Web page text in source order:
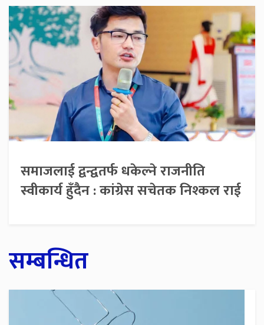
समाजलाई द्वन्द्वतर्फ धकेल्ने राजनीति
स्वीकार्य हुँदैन : कांग्रेस सचेतक निश्कल राई
सम्बन्धित